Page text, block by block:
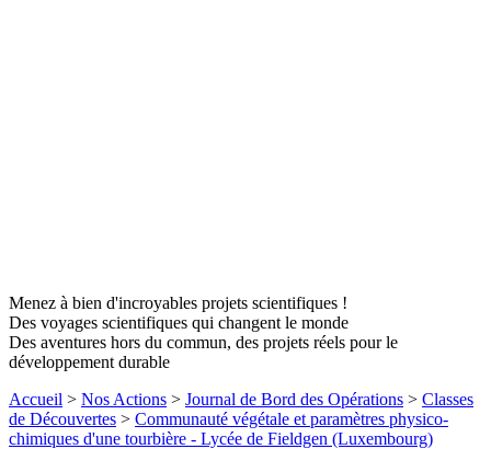
Menez à bien d'incroyables projets scientifiques !
Des voyages scientifiques qui changent le monde
Des aventures hors du commun, des projets réels pour le
développement durable
Accueil > Nos Actions > Journal de Bord des Opérations > Classes
de Découvertes > Communauté végétale et paramètres physico-
chimiques d'une tourbière - Lycée de Fieldgen (Luxembourg)